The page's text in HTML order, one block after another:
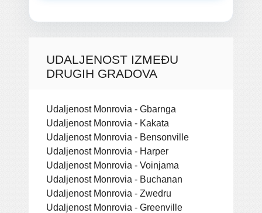
UDALJENOST IZMEĐU
DRUGIH GRADOVA
Udaljenost Monrovia - Gbarnga
Udaljenost Monrovia - Kakata
Udaljenost Monrovia - Bensonville
Udaljenost Monrovia - Harper
Udaljenost Monrovia - Voinjama
Udaljenost Monrovia - Buchanan
Udaljenost Monrovia - Zwedru
Udaljenost Monrovia - Greenville